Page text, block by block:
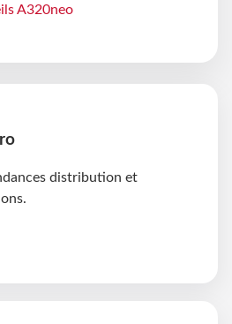
A320neo
distribution et